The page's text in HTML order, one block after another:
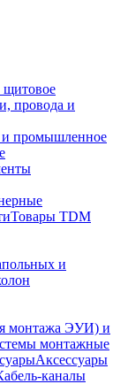
щитовое
провода и
и промышленное
Товары TDM
и
монтажа ЭУИ) и
монтажные
Аксессуары
каналы